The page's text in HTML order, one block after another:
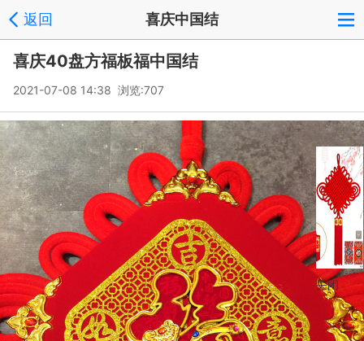
返回 喜庆中国结
喜庆40盘方福板福中国结
2021-07-08 14:38 浏览:707
关闭